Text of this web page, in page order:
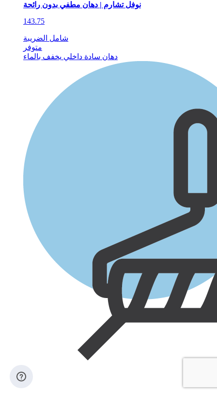
نوفل تشارم | دهان مطفي بدون رائحة
143.75
شامل الضريبة
متوفر
دهان سادة داخلي يخفف بالماء